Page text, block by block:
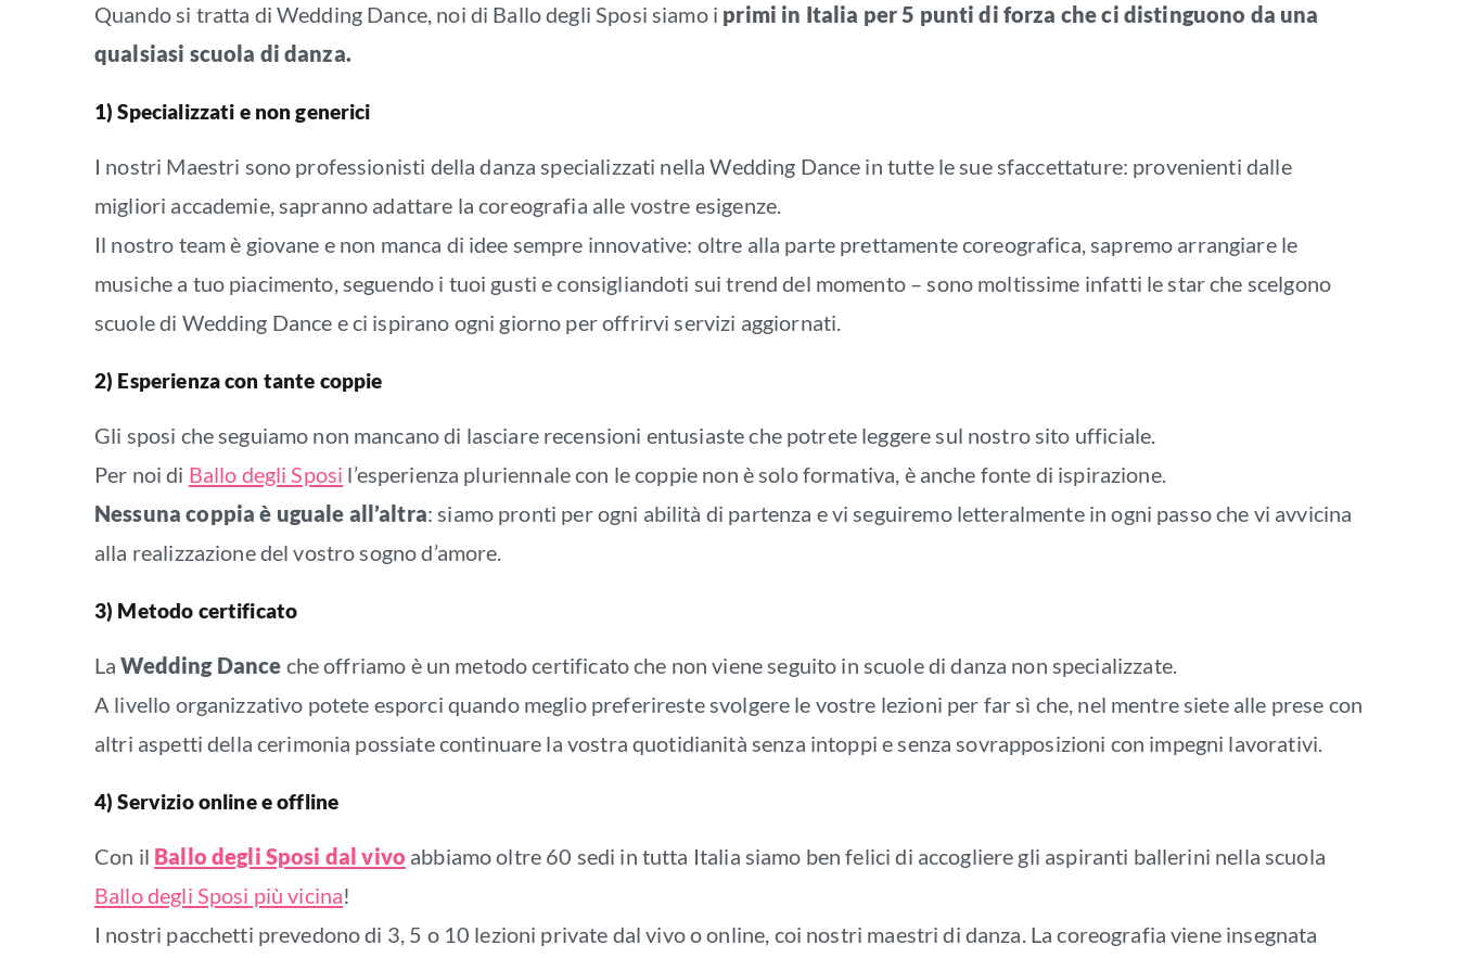
Quando si tratta di Wedding Dance, noi di Ballo degli Sposi siamo i primi in Italia per 5 punti di forza che ci distinguono da una
qualsiasi scuola di danza.
1) Specializzati e non generici
I nostri Maestri sono professionisti della danza specializzati nella Wedding Dance in tutte le sue sfaccettature: provenienti dalle
migliori accademie, sapranno adattare la coreografia alle vostre esigenze.
Il nostro team è giovane e non manca di idee sempre innovative: oltre alla parte prettamente coreografica, sapremo arrangiare le
musiche a tuo piacimento, seguendo i tuoi gusti e consigliandoti sui trend del momento – sono moltissime infatti le star che scelgono
scuole di Wedding Dance e ci ispirano ogni giorno per offrirvi servizi aggiornati.
2) Esperienza con tante coppie
Gli sposi che seguiamo non mancano di lasciare recensioni entusiaste che potrete leggere sul nostro sito ufficiale.
Per noi di Ballo degli Sposi l’esperienza pluriennale con le coppie non è solo formativa, è anche fonte di ispirazione.
Nessuna coppia è uguale all’altra: siamo pronti per ogni abilità di partenza e vi seguiremo letteralmente in ogni passo che vi avvicina
alla realizzazione del vostro sogno d’amore.
3) Metodo certificato
LaWedding Dance che offriamo è un metodo certificato che non viene seguito in scuole di danza non specializzate.
A livello organizzativo potete esporci quando meglio preferireste svolgere le vostre lezioni per far sì che, nel mentre siete alle prese con
altri aspetti della cerimonia possiate continuare la vostra quotidianità senza intoppi e senza sovrapposizioni con impegni lavorativi.
4) Servizio online e offline
Con il Ballo degli Sposi dal vivo abbiamo oltre 60 sedi in tutta Italia siamo ben felici di accogliere gli aspiranti ballerini nella scuola
Ballo degli Sposi più vicina!
I nostri pacchetti prevedono di 3, 5 o 10 lezioni private dal vivo o online, coi nostri maestri di danza. La coreografia viene insegnata